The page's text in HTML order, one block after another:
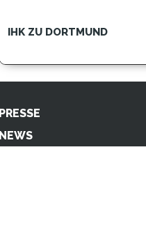
IHK ZU DORTMUND
PRESSE
NEWS